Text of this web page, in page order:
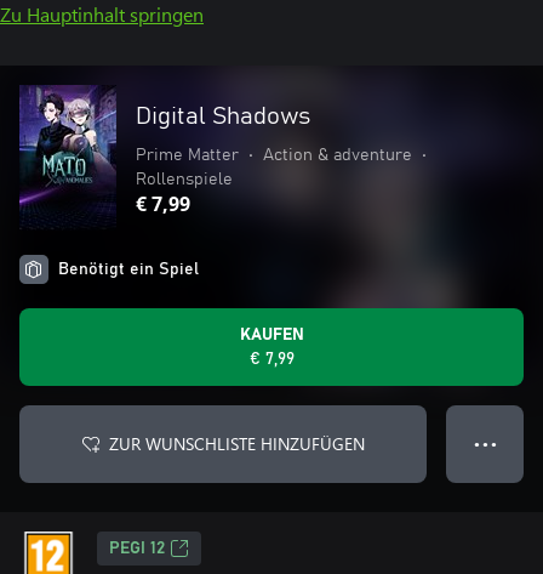
Zu Hauptinhalt springen
Digital Shadows
Prime Matter • Action & adventure
•
Rollenspiele
€ 7,99
Benötigt ein Spiel
KAUFEN
€ 7,99
ZUR WUNSCHLISTE HINZUFÜGEN ● ● ●
PEGI 12